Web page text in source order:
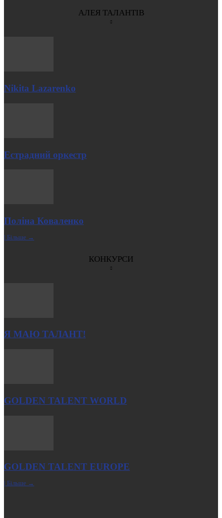
АЛЕЯ ТАЛАНТІВ
Nikita Lazarenko
Естрадний оркестр
Поліна Коваленко
| Більше →
КОНКУРСИ
Я МАЮ ТАЛАНТ!
GOLDEN TALENT WORLD
GOLDEN TALENT EUROPE
| Більше →